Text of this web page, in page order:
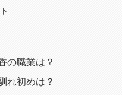
の職業は？
れ初めは？